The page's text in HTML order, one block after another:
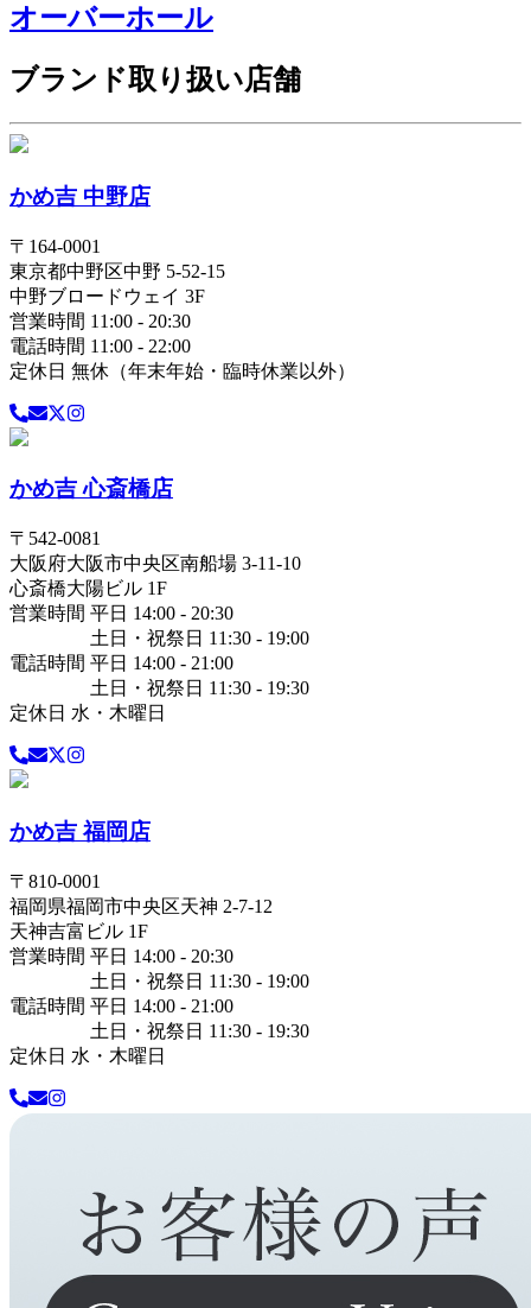
オーバーホール
ブランド取り扱い店舗
かめ吉 中野店
〒 164-0001
東京都中野区中野 5-52-15
中野ブロードウェイ 3F
営業時間 11:00 - 20:30
電話時間 11:00 - 22:00
定休日 無休（年末年始・臨時休業以外）
かめ吉 心斎橋店
〒 542-0081
大阪府大阪市中央区南船場 3-11-10
心斎橋大陽ビル 1F
営業時間 平日 14:00 - 20:30
土日・祝祭日 11:30 - 19:00
電話時間 平日 14:00 - 21:00
土日・祝祭日 11:30 - 19:30
定休日 水・木曜日
かめ吉 福岡店
〒 810-0001
福岡県福岡市中央区天神 2-7-12
天神吉富ビル 1F
営業時間 平日 14:00 - 20:30
土日・祝祭日 11:30 - 19:00
電話時間 平日 14:00 - 21:00
土日・祝祭日 11:30 - 19:30
定休日 水・木曜日